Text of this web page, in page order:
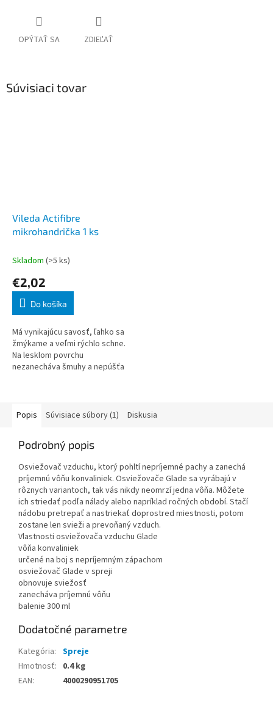
OPÝTAŤ SA ZDIEĽAŤ
Súvisiaci tovar
Vileda Actifibre
mikrohandrička 1 ks
Skladom (>5 ks)
€2,02
Do košíka
Má vynikajúcu savosť, ľahko sa
žmýkame a veľmi rýchlo schne.
Na lesklom povrchu
nezanecháva šmuhy a nepúšťa
Popis
Súvisiace súbory (1) Diskusia
Podrobný popis
Osviežovač vzduchu, ktorý pohltí nepríjemné pachy a zanechá
príjemnú vôňu konvaliniek. Osviežovače Glade sa vyrábajú v
rôznych variantoch, tak vás nikdy neomrzí jedna vôňa. Môžete
ich striedať podľa nálady alebo napríklad ročných období. Stačí
nádobu pretrepať a nastriekať doprostred miestnosti, potom
zostane len svieži a prevoňaný vzduch.
Vlastnosti osviežovača vzduchu Glade
vôňa konvaliniek
určené na boj s nepríjemným zápachom
osviežovač Glade v spreji
obnovuje sviežosť
zanecháva príjemnú vôňu
balenie 300 ml
Dodatočné parametre
Kategória: Spreje
Hmotnosť: 0.4 kg
EAN: 4000290951705